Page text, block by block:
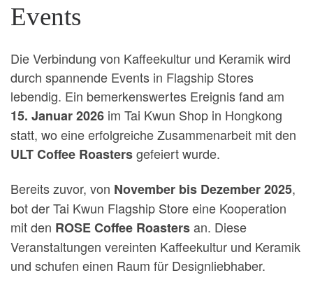
Events
Die Verbindung von Kaffeekultur und Keramik wird
durch spannende Events in Flagship Stores
lebendig. Ein bemerkenswertes Ereignis fand am
15. Januar 2026 im Tai Kwun Shop in Hongkong
statt, wo eine erfolgreiche Zusammenarbeit mit den
ULT Coffee Roastersgefeiert wurde.
Bereits zuvor, von November bis Dezember 2025,
bot der Tai Kwun Flagship Store eine Kooperation
mit den ROSE Coffee Roastersan. Diese
Veranstaltungen vereinten Kaffeekultur und Keramik
und schufen einen Raum für Designliebhaber.